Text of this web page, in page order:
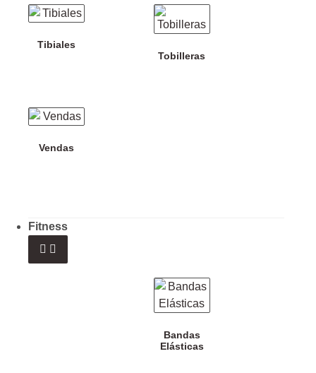
Tibiales
Tobilleras
Vendas
Fitness
Bandas
Elásticas